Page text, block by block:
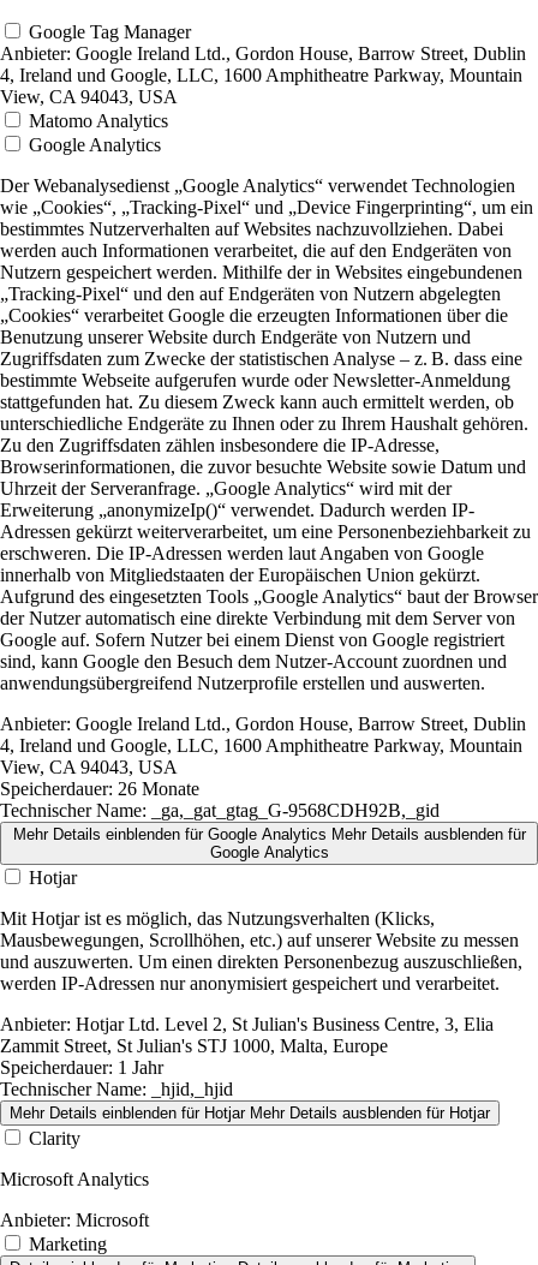
Google Tag Manager
Anbieter: Google Ireland Ltd., Gordon House, Barrow Street, Dublin
4, Ireland und Google, LLC, 1600 Amphitheatre Parkway, Mountain
View, CA 94043, USA
Matomo Analytics
Google Analytics
Der Webanalysedienst „Google Analytics“ verwendet Technologien
wie „Cookies“, „Tracking-Pixel“ und „Device Fingerprinting“, um ein
bestimmtes Nutzerverhalten auf Websites nachzuvollziehen. Dabei
werden auch Informationen verarbeitet, die auf den Endgeräten von
Nutzern gespeichert werden. Mithilfe der in Websites eingebundenen
„Tracking-Pixel“ und den auf Endgeräten von Nutzern abgelegten
„Cookies“ verarbeitet Google die erzeugten Informationen über die
Benutzung unserer Website durch Endgeräte von Nutzern und
Zugriffsdaten zum Zwecke der statistischen Analyse – z. B. dass eine
bestimmte Webseite aufgerufen wurde oder Newsletter-Anmeldung
stattgefunden hat. Zu diesem Zweck kann auch ermittelt werden, ob
unterschiedliche Endgeräte zu Ihnen oder zu Ihrem Haushalt gehören.
Zu den Zugriffsdaten zählen insbesondere die IP-Adresse,
Browserinformationen, die zuvor besuchte Website sowie Datum und
Uhrzeit der Serveranfrage. „Google Analytics“ wird mit der
Erweiterung „anonymizeIp()“ verwendet. Dadurch werden IP-
Adressen gekürzt weiterverarbeitet, um eine Personenbeziehbarkeit zu
erschweren. Die IP-Adressen werden laut Angaben von Google
innerhalb von Mitgliedstaaten der Europäischen Union gekürzt.
Aufgrund des eingesetzten Tools „Google Analytics“ baut der Browser
der Nutzer automatisch eine direkte Verbindung mit dem Server von
Google auf. Sofern Nutzer bei einem Dienst von Google registriert
sind, kann Google den Besuch dem Nutzer-Account zuordnen und
anwendungsübergreifend Nutzerprofile erstellen und auswerten.
Anbieter: Google Ireland Ltd., Gordon House, Barrow Street, Dublin
4, Ireland und Google, LLC, 1600 Amphitheatre Parkway, Mountain
View, CA 94043, USA
Speicherdauer: 26 Monate
Technischer Name: _ga,_gat_gtag_G-9568CDH92B,_gid
Mehr Details einblendenfür Google Analytics Mehr Details ausblendenfür
Google Analytics
Hotjar
Mit Hotjar ist es möglich, das Nutzungsverhalten (Klicks,
Mausbewegungen, Scrollhöhen, etc.) auf unserer Website zu messen
und auszuwerten. Um einen direkten Personenbezug auszuschließen,
werden IP-Adressen nur anonymisiert gespeichert und verarbeitet.
Anbieter: Hotjar Ltd. Level 2, St Julian's Business Centre, 3, Elia
Zammit Street, St Julian's STJ 1000, Malta, Europe
Speicherdauer: 1 Jahr
Technischer Name: _hjid,_hjid
Mehr Details einblenden für Hotjar Mehr Details ausblenden für Hotjar
Clarity
Microsoft Analytics
Anbieter: Microsoft
Marketing